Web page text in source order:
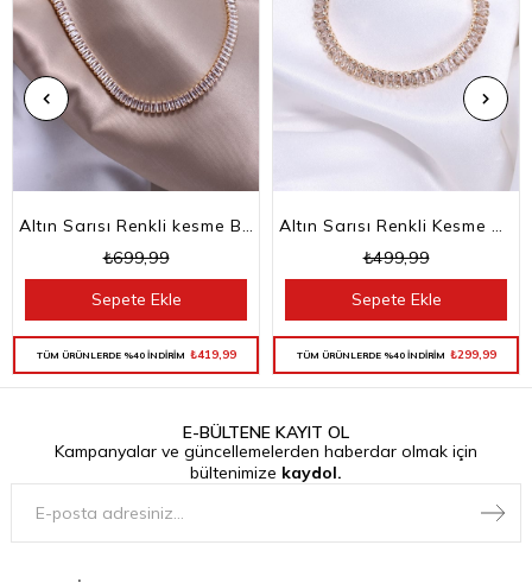
Altın Sarısı Renkli kesme Baget Taşlı Su Yolu Choker Kolye
₺699,99
TÜM ÜRÜNLERDE %40 İNDİRİM ₺419,99
Sepete Ekle
Altın Sarısı Renkli Kesme Baget Taşlı Su Yolu Bileklik
₺499,99
TÜM ÜRÜNLERDE %40 İNDİRİM ₺299,99
Sepete Ekle
E-BÜLTENE KAYIT OL
Kampanyalar ve güncellemelerden haberdar olmak için
bültenimize kaydol.